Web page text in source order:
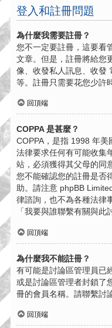
登入和註冊問題
為什麼我需要註冊？
您不一定要註冊，這要看
文章。但是，註冊將給您
像、收發私人訊息、收發
等。註冊只需要花您少許
回頂端
COPPA 是甚麼？
COPPA，是指 1998 年
法律要求任何有可能收集
站，必須獲得其父母的同
您不能確認您的註冊是否
助。請注意 phpBB
律諮詢，也不為各種法律
「我要與誰聯繫有關與此
回頂端
為什麼我不能註冊？
有可能是討論區管理員已
或是討論區管理者封鎖了
冊的會員名稱。請聯繫討
回頂端